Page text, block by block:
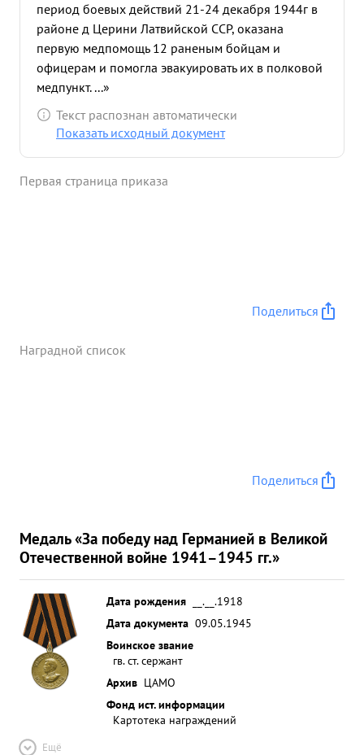
период боевых действий 21-24 декабря 1944г в
районе д Церини Латвийской ССР, оказана
первую медпомощь 12 раненым бойцам и
офицерам и помогла эвакуировать их в полковой
медпункт. ...»
Текст распознан автоматически
Показать исходный документ
Первая страница приказа
Поделиться
Наградной список
Поделиться
Медаль «За победу над Германией в Великой
Отечественной войне 1941–1945 гг.»
Дата рождения
__.__.1918
Дата документа 09.05.1945
Воинское звание
гв. ст. сержант
Архив ЦАМО
Фонд ист. информации
Картотека награждений
Ещё